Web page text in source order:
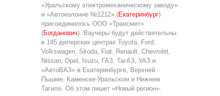
«Уральскому электромеханическому заводу»
и «Автоколонне №1212» (Екатеринбург)
присоединилось ООО «Трансмет»
(Богданович). Ваучеры будут действительны
в 145 дилерских центрах Toyota, Ford,
Volkswagen, Skoda, Fiat, Renault, Chevrolet,
Nissan, Opel, Isuzu, ГАЗ, ТагАЗ, УАЗ и
«АвтоВАЗ» в Екатеринбурге, Верхней
Пышме, Каменске-Уральском и Нижнем
Тагиле. Об этом пишет «Новый регион».